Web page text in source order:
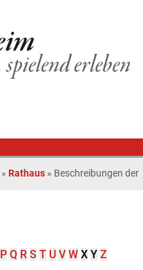
» Rathaus » Beschreibungen der
P Q R S T U V W X Y Z